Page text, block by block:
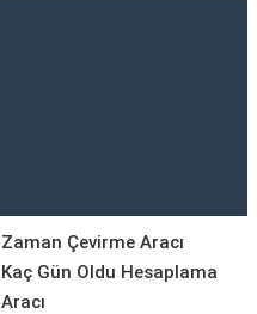
Zaman Çevirme Aracı
Kaç Gün Oldu Hesaplama
Aracı